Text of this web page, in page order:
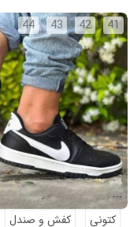
41
42
43
44
...
کتونی
کفش و صندل